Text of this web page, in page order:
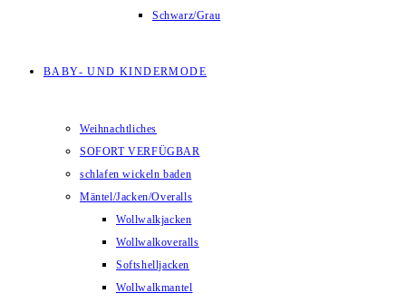
Schwarz/Grau
BABY- UND KINDERMODE
Weihnachtliches
SOFORT VERFÜGBAR
schlafen wickeln baden
Mäntel/Jacken/Overalls
Wollwalkjacken
Wollwalkoveralls
Softshelljacken
Wollwalkmantel